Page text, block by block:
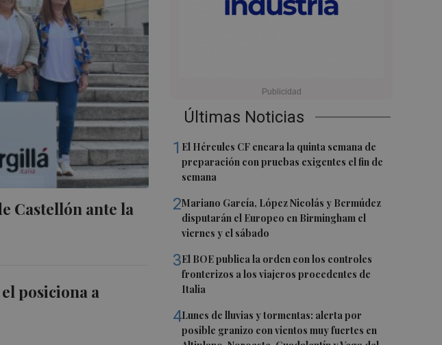
Castellón ante la
posiciona a
Últimas Noticias
1 El Hércules CF encara la quinta semana de
preparación con pruebas exigentes el fin de
semana
2Mariano García, López Nicolás y Bermúdez
disputarán el Europeo en Birmingham el
viernes y el sábado
3El BOE publica la orden con los controles
fronterizos a los viajeros procedentes de
Italia
4Lunes de lluvias y tormentas: alerta por
posible granizo con vientos muy fuertes en